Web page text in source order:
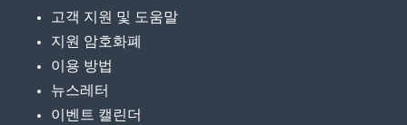
고객 지원 및 도움말
지원 암호화폐
이용 방법
뉴스레터
이벤트 캘린더